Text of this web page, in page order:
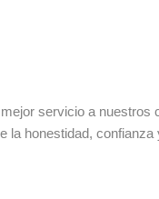
servicio a nuestros
honestidad,